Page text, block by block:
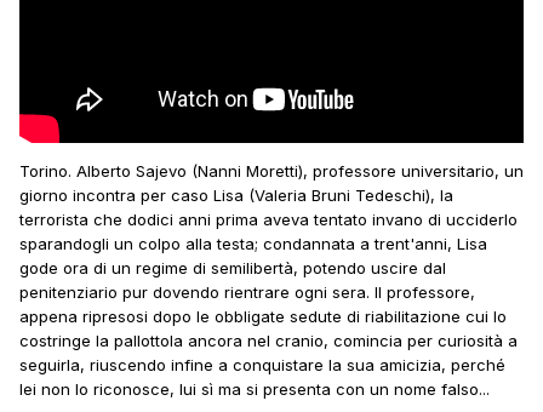
Torino. Alberto Sajevo (Nanni Moretti), professore universitario, un
giorno incontra per caso Lisa (Valeria Bruni Tedeschi), la
terrorista che dodici anni prima aveva tentato invano di ucciderlo
sparandogli un colpo alla testa; condannata a trent'anni, Lisa
gode ora di un regime di semilibertà, potendo uscire dal
penitenziario pur dovendo rientrare ogni sera. Il professore,
appena ripresosi dopo le obbligate sedute di riabilitazione cui lo
costringe la pallottola ancora nel cranio, comincia per curiosità a
seguirla, riuscendo infine a conquistare la sua amicizia, perché
lei non lo riconosce, lui sì ma si presenta con un nome falso...